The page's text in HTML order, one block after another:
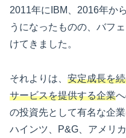
2011年にIBM、2016年か
うになったものの、バフ
けてきました。
それよりは、 安定成長を
サービスを提供する企業
の投資先として有名な企
ハインツ、P&G、アメリ